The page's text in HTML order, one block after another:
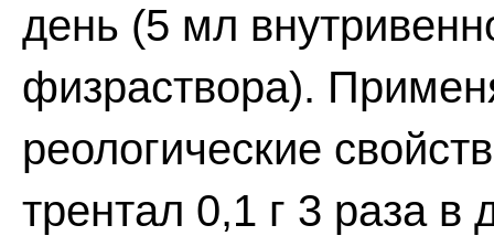
день (5 мл
физраствора).
реологические
трентал 0,1 г 3 раза в